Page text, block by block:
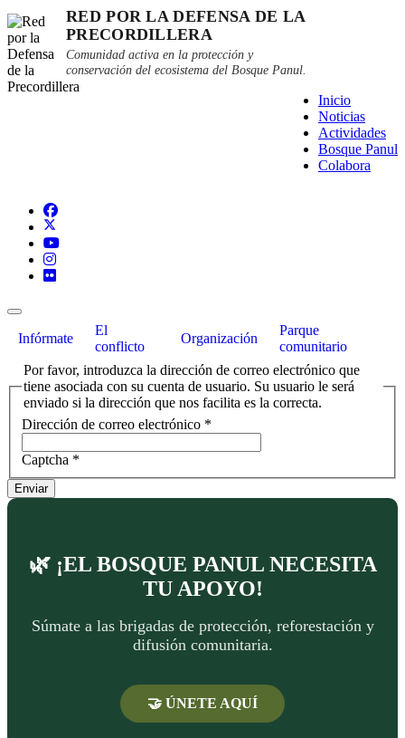
RED POR LA DEFENSA DE LA
PRECORDILLERA
Comunidad activa en la protección y
conservación del ecosistema del Bosque Panul.
Inicio
Noticias
Actividades
Bosque Panul
Colabora
Infórmate
El
conflicto
Organización
Parque
comunitario
Por favor, introduzca la dirección de correo electrónico que
tiene asociada con su cuenta de usuario. Su usuario le será
enviado si la dirección que nos facilita es la correcta.
Dirección de correo electrónico *
Captcha *
Enviar
🌿 ¡EL BOSQUE PANUL NECESITA
TU APOYO!
Súmate a las brigadas de protección, reforestación y
difusión comunitaria.
🤝 ÚNETE AQUÍ